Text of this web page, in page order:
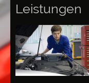
Leistungen